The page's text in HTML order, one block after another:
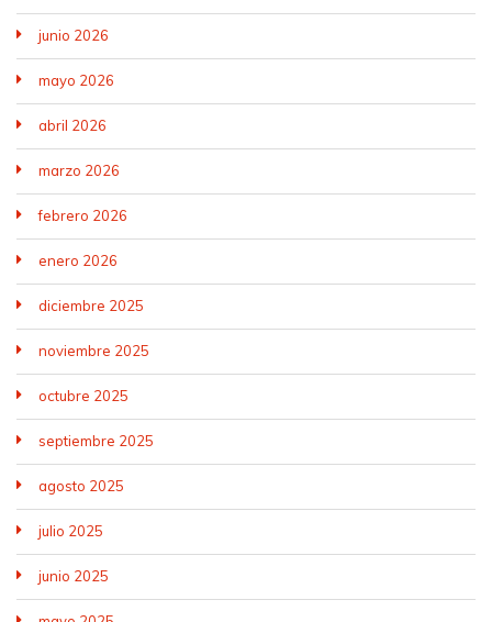
junio 2026
mayo 2026
abril 2026
marzo 2026
febrero 2026
enero 2026
diciembre 2025
noviembre 2025
octubre 2025
septiembre 2025
agosto 2025
julio 2025
junio 2025